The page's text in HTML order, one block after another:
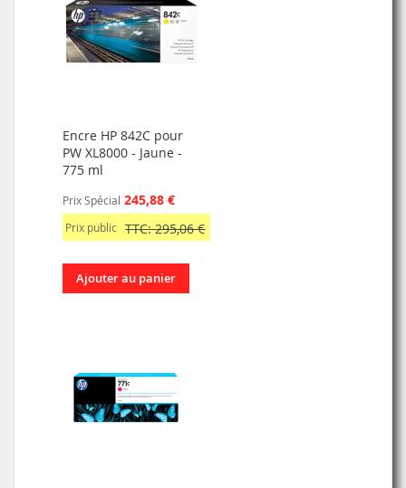
Encre HP 842C pour
PW XL8000 - Jaune -
775 ml
Prix Spécial 245,88 €
Prix public TTC: 295,06 €
Ajouter au panier